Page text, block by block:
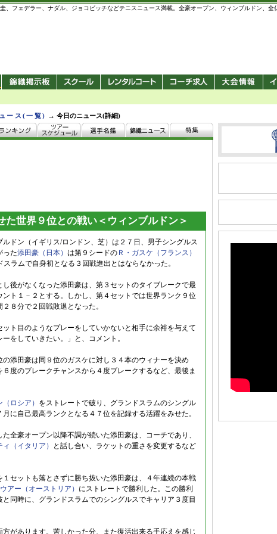
、フェデラー、ナダル、ジョコビッチなどテニスニュース満載。全豪オープン、ウィンブルドン、全
ース(一覧) →今日のニュース(詳細)
た世界９位との戦い＜ウィンブルドン＞
ドン（イギリス/ロンドン、芝）は２７日、男子シングルス
った添田豪（日本） は第９シードの Ｒ・ガスケ（フランス）
スラムで自身初となる３回戦進出とはならなかった。
後がなくなった添田豪は、第３セットのタイブレークで最
ト１－２とする。しかし、第４セットでは世界ランク９位
８分で２回戦敗退となった。
ト目のようなプレーをしていかないと相手に余裕を与えて
をしていきたい。」と、コメント。
添田豪は同９位のガスケに対し３４本のウィナーを決め
度のブレークチャンスから４度ブレークするなど、最後ま
ロシア） をストレートで破り、グランドスラムのシングル
に自己最高ランクとなる４７位を記録する活躍をみせた。
全豪オープン以降不調が続いた添田豪は、コーチであり、
（イタリア）
と話し合い、ラケットの重さを変更するなど
セットも落とさずに勝ち抜いた添田豪は、４年連続の本戦
アー（オーストリア） にストレートで勝利した。この勝利
同時に、グランドスラムでのシングルスでキャリア３度目
方があります。苦しかった分、また復活出来る手応えを感じ